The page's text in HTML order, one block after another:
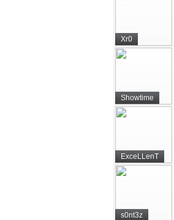
Xr0
Showtime
ExceLLenT
s0nt3z